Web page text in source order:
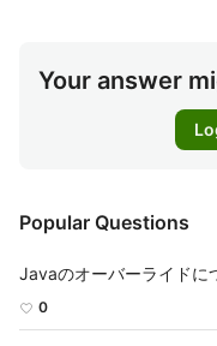
Your answer
Popular Questions
Javaのオーバーライドに
0